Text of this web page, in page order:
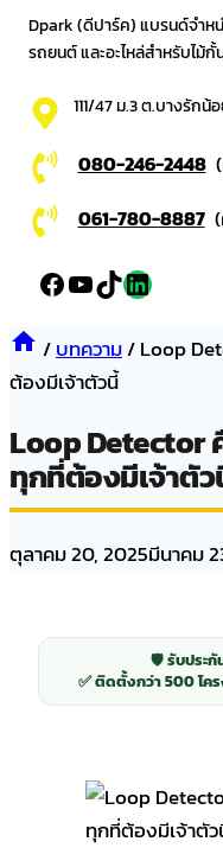
Dpark (ดีปาร์ค) แบรนด์จำห
รถยนต์ และอะไหล่สำหรับไม้
111/47 ม.3 ต.บางรัก
080-246-2448
061-780-8887
Facebook
YouTube
TikTok
LinkedIn
/บทความ/Loop
ต้องมีเจ้าตัวนี้
Loop Detector
ทุกที่ต้องมีเจ้าตั
ตุลาคม 20, 2025มีนาคม
🛡️ รับประกั
✅ ติดตั้งกว่า 500 โค